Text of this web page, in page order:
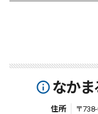
info_outlineなか
住所
〒